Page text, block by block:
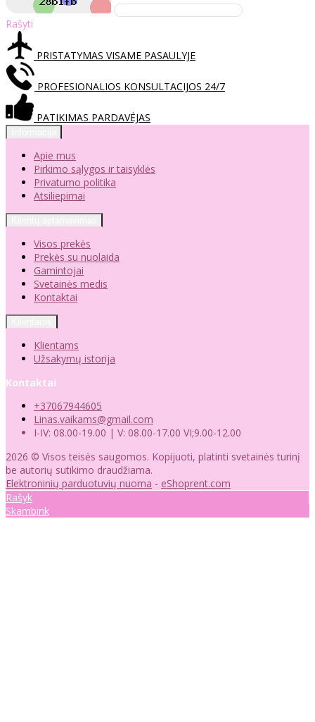
Rašyti
PRISTATYMAS VISAME PASAULYJE
PROFESIONALIOS KONSULTACIJOS 24/7
PATIKIMAS PARDAVĖJAS
Apie mus
Pirkimo sąlygos ir taisyklės
Privatumo politika
Atsiliepimai
Visos prekės
Prekės su nuolaida
Gamintojai
Svetainės medis
Kontaktai
Klientams
Užsakymų istorija
Kontaktai
+37067944605
Linas.vaikams@gmail.com
I-IV: 08.00-19.00 | V: 08.00-17.00 VI;9.00-12.00
2026 © Visos teisės saugomos. Kopijuoti, platinti svetainės turinį
be autorių sutikimo draudžiama.
Elektroninių parduotuvių nuoma - eShoprent.com
Rašyk
Skambink